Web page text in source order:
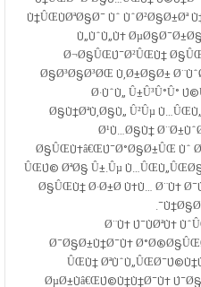
Ù†ÛŒÙØªØ§Ø¯ Ùˆ ÙˆØ²Ø§Ø±Øª
Ù„ÙˆÙ„Ù‡
Ø¬Ø§ÛŒÚ¯Ø²ÛŒÙ†
Ø§Ø³Ø§Ø³ØŒ Ù‚Ø±Ø§Ø±
Ø·ÙˆÙ„ Û±Û³Û°Û°
Ø§Ù†ØªÙ‚Ø§Ù„ Û²Ûµ
Ø¹Ù…Ø§Ù†
Ø§ÛŒÙ‡â€ŒÚ¯Ø°Ø§Ø±ÛŒ Ùˆ
ÛŒÚ© ØªØ§ Û±.Ûµ
Ø§ÛŒÙ† Ø·Ø±Ø­ Ù‡Ù… Ø¨Ù‡
Ø¨Ù‡ Ú¯ÙØªÙ‡
Ø¯Ø§Ø±Ù†Ø¯Ù‡
ÛŒÙ†
ØµØ±Ùâ€ŒÚ©Ù†Ù†Ø¯Ù‡